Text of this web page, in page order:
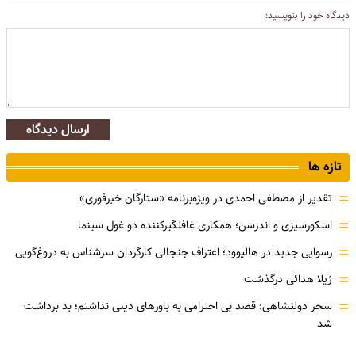
دیدگاه خود را بنویسید:
ارسال دیدگاه
تازه ها
= تقدیر از مصطفی احمدی در ویژه‌برنامه «ستارگان خبرفوری»
= اسکورسیزی و اندرسن؛ همکاری غافلگیرکننده دو غول سینما
= رسوایی جدید در هالیوود؛ اعتراف جنجالی کارگردان سرشناس به دروغ‌گویی
= ژیلا هدائی درگذشت
= سحر دولتشاهی: قصد بی احترامی به باورهای دینی نداشتم؛ بد برداشت
شد